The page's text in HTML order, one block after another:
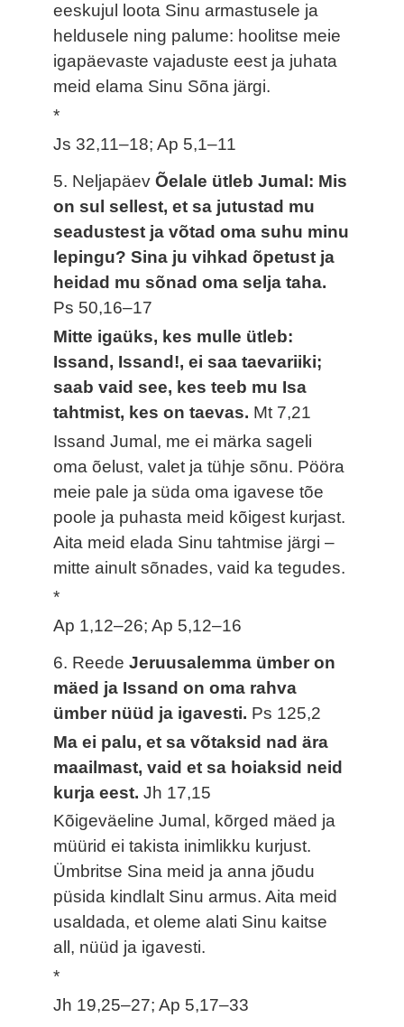
eeskujul loota Sinu armastusele ja
heldusele ning palume: hoolitse meie
igapäevaste vajaduste eest ja juhata
meid elama Sinu Sõna järgi.
*
Js 32,11–18; Ap 5,1–11
5. NeljapäevÕelale ütleb Jumal: Mis
on sul sellest, et sa jutustad mu
seadustest ja võtad oma suhu minu
lepingu? Sina ju vihkad õpetust ja
heidad mu sõnad oma selja taha.
Ps 50,16–17
Mitte igaüks, kes mulle ütleb:
Issand, Issand!, ei saa taevariiki;
saab vaid see, kes teeb mu Isa
tahtmist, kes on taevas. Mt 7,21
Issand Jumal, me ei märka sageli
oma õelust, valet ja tühje sõnu. Pööra
meie pale ja süda oma igavese tõe
poole ja puhasta meid kõigest kurjast.
Aita meid elada Sinu tahtmise järgi –
mitte ainult sõnades, vaid ka tegudes.
*
Ap 1,12–26; Ap 5,12–16
6. ReedeJeruusalemma ümber on
mäed ja Issand on oma rahva
ümber nüüd ja igavesti. Ps 125,2
Ma ei palu, et sa võtaksid nad ära
maailmast, vaid et sa hoiaksid neid
kurja eest.Jh 17,15
Kõigeväeline Jumal, kõrged mäed ja
müürid ei takista inimlikku kurjust.
Ümbritse Sina meid ja anna jõudu
püsida kindlalt Sinu armus. Aita meid
usaldada, et oleme alati Sinu kaitse
all, nüüd ja igavesti.
*
Jh 19,25–27; Ap 5,17–33